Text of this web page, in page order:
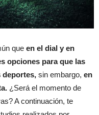
que en el dial y en
opciones para que las
deportes, sin embargo, en
¿Será el momento de
A continuación, te